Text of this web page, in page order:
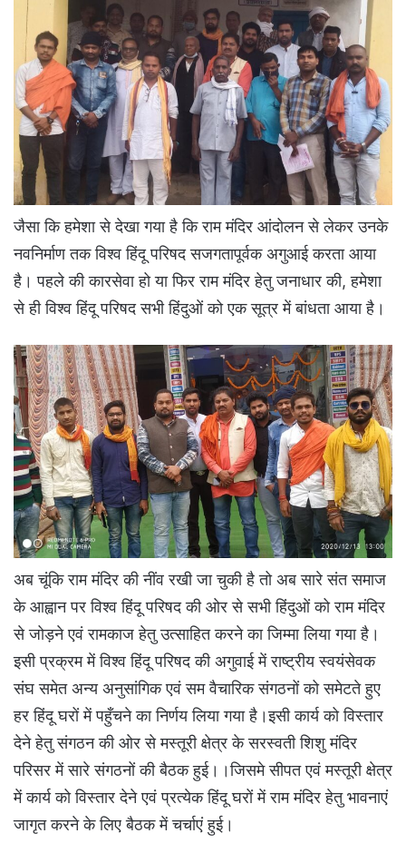
जैसा कि हमेशा से देखा गया है कि राम मंदिर आंदोलन से लेकर उनके
नवनिर्माण तक विश्व हिंदू परिषद सजगतापूर्वक अगुआई करता आया
है। पहले की कारसेवा हो या फिर राम मंदिर हेतु जनाधार की, हमेशा
से ही विश्व हिंदू परिषद सभी हिंदुओं को एक सूत्र में बांधता आया है।
अब चूंकि राम मंदिर की नींव रखी जा चुकी है तो अब सारे संत समाज
के आह्वान पर विश्व हिंदू परिषद की ओर से सभी हिंदुओं को राम मंदिर
से जोड़ने एवं रामकाज हेतु उत्साहित करने का जिम्मा लिया गया है।
इसी प्रक्रम में विश्व हिंदू परिषद की अगुवाई में राष्ट्रीय स्वयंसेवक
संघ समेत अन्य अनुसांगिक एवं सम वैचारिक संगठनों को समेटते हुए
हर हिंदू घरों में पहुँचने का निर्णय लिया गया है।इसी कार्य को विस्तार
देने हेतु संगठन की ओर से मस्तूरी क्षेत्र के सरस्वती शिशु मंदिर
परिसर में सारे संगठनों की बैठक हुई।।जिसमे सीपत एवं मस्तूरी क्षेत्र
में कार्य को विस्तार देने एवं प्रत्येक हिंदू घरों में राम मंदिर हेतु भावनाएं
जागृत करने के लिए बैठक में चर्चाएं हुई।